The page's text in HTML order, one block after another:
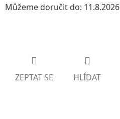
Můžeme doručit do: 11.8.2026
ZEPTAT SE HLÍDAT